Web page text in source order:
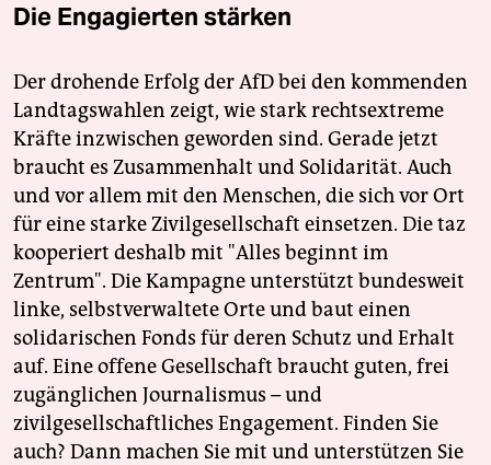
genossenschaft
Die Engagierten stärken
Der drohende Erfolg der AfD bei den kommenden
Landtagswahlen zeigt, wie stark rechtsextreme
Kräfte inzwischen geworden sind. Gerade jetzt
braucht es Zusammenhalt und Solidarität. Auch
und vor allem mit den Menschen, die sich vor Ort
für eine starke Zivilgesellschaft einsetzen. Die taz
kooperiert deshalb mit "Alles beginnt im
Zentrum". Die Kampagne unterstützt bundesweit
linke, selbstverwaltete Orte und baut einen
solidarischen Fonds für deren Schutz und Erhalt
auf. Eine offene Gesellschaft braucht guten, frei
zugänglichen Journalismus – und
zivilgesellschaftliches Engagement. Finden Sie
auch? Dann machen Sie mit und unterstützen Sie